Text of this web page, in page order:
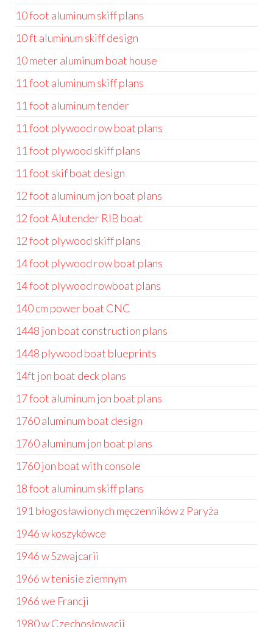
10 foot aluminum skiff plans
10 ft aluminum skiff design
10 meter aluminum boat house
11 foot aluminum skiff plans
11 foot aluminum tender
11 foot plywood row boat plans
11 foot plywood skiff plans
11 foot skif boat design
12 foot aluminum jon boat plans
12 foot Alutender RIB boat
12 foot plywood skiff plans
14 foot plywood row boat plans
14 foot plywood rowboat plans
140 cm power boat CNC
1448 jon boat construction plans
1448 plywood boat blueprints
14ft jon boat deck plans
17 foot aluminum jon boat plans
1760 aluminum boat design
1760 aluminum jon boat plans
1760 jon boat with console
18 foot aluminum skiff plans
191 błogosławionych męczenników z Paryża
1946 w koszykówce
1946 w Szwajcarii
1966 w tenisie ziemnym
1966 we Francji
1980 w Czechosłowacji